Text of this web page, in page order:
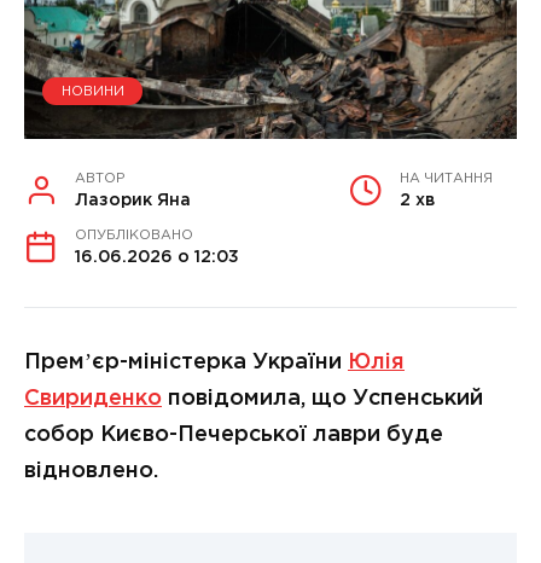
НОВИНИ
АВТОР
Лазорик Яна
НА ЧИТАННЯ
2 хв
ОПУБЛІКОВАНО
16.06.2026 о 12:03
Премʼєр-міністерка України
Юлія
Свириденко повідомила, що Успенський
собор Києво-Печерської лаври буде
відновлено.